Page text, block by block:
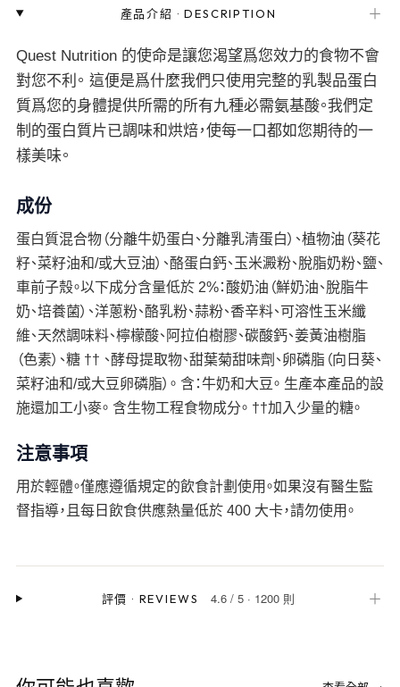
產品介紹 ·DESCRIPTION ＋
Quest Nutrition 的使命是讓您渴望爲您效力的食物不會
對您不利。 這便是爲什麼我們只使用完整的乳製品蛋白
質爲您的身體提供所需的所有九種必需氨基酸。我們定
制的蛋白質片已調味和烘焙，使每一口都如您期待的一
樣美味。
成份
蛋白質混合物（分離牛奶蛋白、分離乳清蛋白）、植物油（葵花
籽、菜籽油和/或大豆油）、酪蛋白鈣、玉米澱粉、脫脂奶粉、鹽、
車前子殼。以下成分含量低於 2%：酸奶油（鮮奶油、脫脂牛
奶、培養菌）、洋蔥粉、酪乳粉、蒜粉、香辛料、可溶性玉米纖
維、天然調味料、檸檬酸、阿拉伯樹膠、碳酸鈣、姜黃油樹脂
（色素）、糖 †† 、酵母提取物、甜葉菊甜味劑、卵磷脂（向日葵、
菜籽油和/或大豆卵磷脂）。 含：牛奶和大豆。 生產本產品的設
施還加工小麥。 含生物工程食物成分。 ††加入少量的糖。
注意事項
用於輕體。僅應遵循規定的飲食計劃使用。如果沒有醫生監
督指導，且每日飲食供應熱量低於 400 大卡，請勿使用。
評價 · REVIEWS 4.6 /5 · 1200 則 ＋